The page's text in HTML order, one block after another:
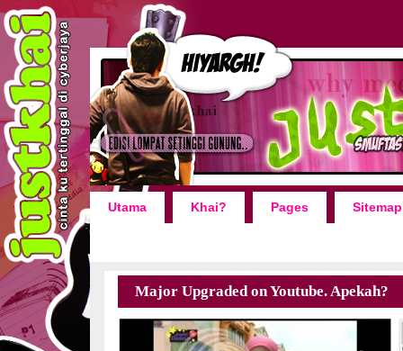
Utama Khai? Pages Sitemap
Major Upgraded on Youtube. Apekah?